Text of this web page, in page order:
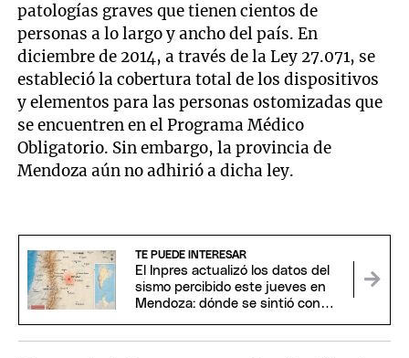
patologías graves que tienen cientos de
personas a lo largo y ancho del país. En
diciembre de 2014, a través de la Ley 27.071, se
estableció la cobertura total de los dispositivos
y elementos para las personas ostomizadas que
se encuentren en el Programa Médico
Obligatorio. Sin embargo, la provincia de
Mendoza aún no adhirió a dicha ley.
TE PUEDE INTERESAR
El Inpres actualizó los datos del
sismo percibido este jueves en
Mendoza: dónde se sintió con